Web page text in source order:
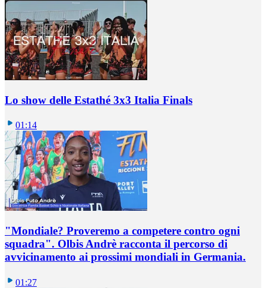
Lo show delle Estathé 3x3 Italia Finals
01:14
"Mondiale? Proveremo a competere contro ogni
squadra". Olbis Andrè racconta il percorso di
avvicinamento ai prossimi mondiali in Germania.
01:27